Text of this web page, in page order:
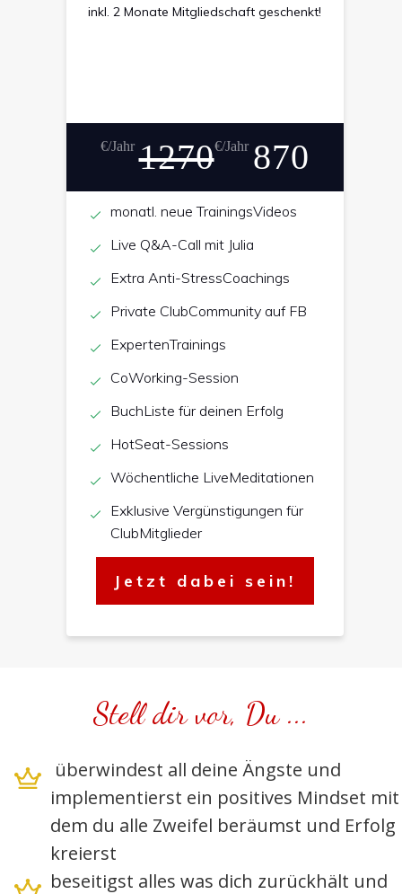
inkl. 2 Monate Mitgliedschaft geschenkt!
€/Jahr 1270€/Jahr 870
monatl. neue TrainingsVideos
Live Q&A-Call mit Julia
Extra Anti-StressCoachings
Private ClubCommunity auf FB
ExpertenTrainings
CoWorking-Session
BuchListe für deinen Erfolg
HotSeat-Sessions
Wöchentliche LiveMeditationen
Exklusive Vergünstigungen für
ClubMitglieder
Jetzt dabei sein!
Stell dir vor, Du ...
überwindest all deine Ängste und
implementierst ein positives Mindset mit
dem du alle Zweifel beräumst und Erfolg
kreierst
beseitigst alles was dich zurückhält und